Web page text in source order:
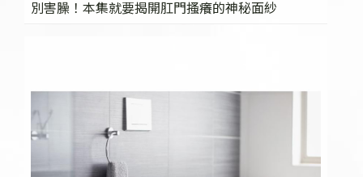
別害臊！本集就要揭開肛門搔癢的神秘面紗